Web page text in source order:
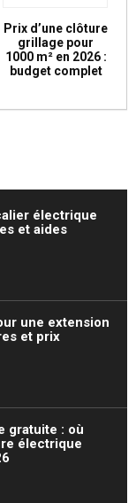
Prix d’une clôture
grillage pour
1000 m² en 2026 :
budget complet
électrique
et aides
une extension
et prix
gratuite : où
électrique